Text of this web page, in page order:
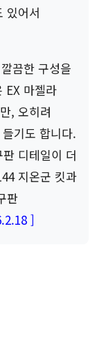
있어서
끔한 구성을
EX 마젤라
, 오히려
기도 합니다.
디테일이 더
지온군 킷과
판
]